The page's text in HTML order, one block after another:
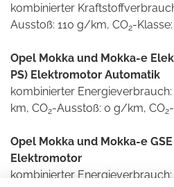
kombinierter
Ausstoß: 110 g/km, CO2-
Opel Mokka und Mokka-e
PS) Elektromotor Automatik
kombinierter
km, CO2-Ausstoß: 0 g/km, CO2
Opel Mokka und Mokka-e GSE
Elektromotor
kombinierter